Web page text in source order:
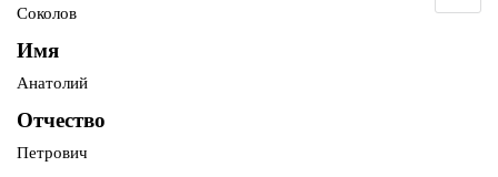
Соколов
Имя
Анатолий
Отчество
Петрович